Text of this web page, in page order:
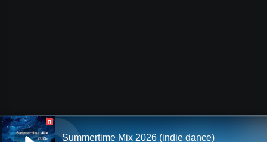
П
Summertime Mix 2026 (indie dance)